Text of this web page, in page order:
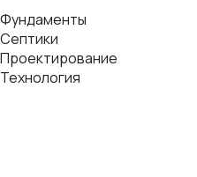
Фундаменты
Септики
Проектирование
Технология